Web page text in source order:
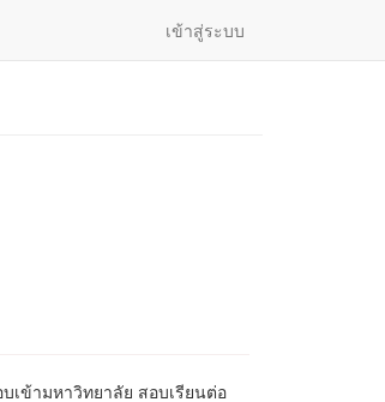
เข้าสู่ระบบ
เข้ามหาวิทยาลัย สอบเรียนต่อ